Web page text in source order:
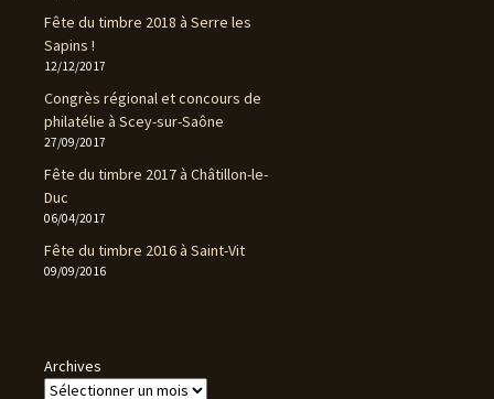
Fête du timbre 2018 à Serre les
Sapins !
12/12/2017
Congrès régional et concours de
philatélie à Scey-sur-Saône
27/09/2017
Fête du timbre 2017 à Châtillon-le-
Duc
06/04/2017
Fête du timbre 2016 à Saint-Vit
09/09/2016
Archives